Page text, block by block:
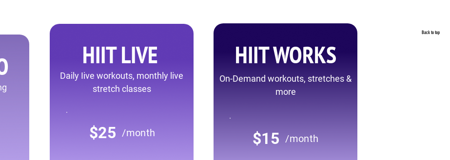
Back to top
HIIT LIVE
Daily Iive workouts, monthly live
stretch classes
$25 /month
HIIT WORKS
On-Demand workouts, stretches &
more
$15 /month